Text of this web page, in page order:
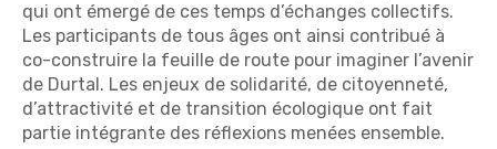
qui ont émergé de ces temps d’échanges collectifs.
Les participants de tous âges ont ainsi contribué à
co-construire la feuille de route pour imaginer l’avenir
de Durtal. Les enjeux de solidarité, de citoyenneté,
d’attractivité et de transition écologique ont fait
partie intégrante des réflexions menées ensemble.